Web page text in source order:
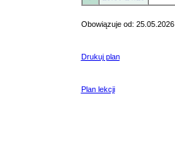
Obowiązuje od: 25.05.2026
Drukuj plan
Plan lekcji